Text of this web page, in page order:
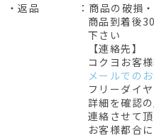
・返品
：商品の破損
商品到着後
下さい
【連絡先】
コクヨお客
メールでの
フリーダイ
詳細を確認
連絡させて頂
お客様都合